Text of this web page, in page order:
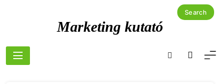
Marketing kutató